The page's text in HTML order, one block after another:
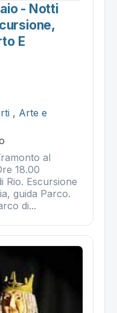
- Notti
E
, Arte e
al
18.00
Rio. Escursione
guida Parco.
di...